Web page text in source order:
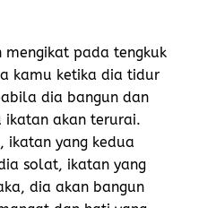
mengikat pada tengkuk
kamu ketika dia tidur
dia bangun dan
ikatan akan terurai.
ikatan yang kedua
solat, ikatan yang
dia akan bangun